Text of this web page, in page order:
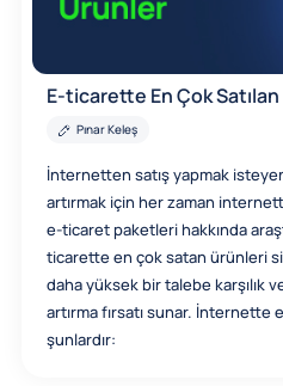
E-ticarette En Çok
Pınar Keleş
İnternetten satış yapmak
artırmak için her zaman
e-ticaret paketleri hakkında
ticarette en çok satan ürünleri
daha yüksek bir talebe karşılık
artırma fırsatı sunar. İnternette
şunlardır: